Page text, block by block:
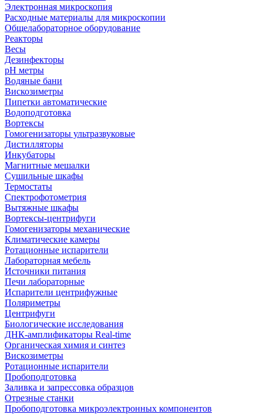
Электронная микроскопия
Расходные материалы для микроскопии
Общелабораторное оборудование
Реакторы
Весы
Дезинфекторы
рН метры
Водяные бани
Вискозиметры
Пипетки автоматические
Водоподготовка
Вортексы
Гомогенизаторы ультразвуковые
Дистилляторы
Инкубаторы
Магнитные мешалки
Сушильные шкафы
Термостаты
Спектрофотометрия
Вытяжные шкафы
Вортексы-центрифуги
Гомогенизаторы механические
Климатические камеры
Ротационные испарители
Лабораторная мебель
Источники питания
Печи лабораторные
Испарители центрифужные
Поляриметры
Центрифуги
Биологические исследования
ДНК-амплификаторы Real-time
Органическая химия и синтез
Вискозиметры
Ротационные испарители
Пробоподготовка
Заливка и запрессовка образцов
Отрезные станки
Пробоподготовка микроэлектронных компонентов